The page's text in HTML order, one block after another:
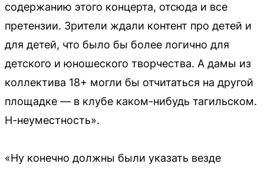
содержанию этого концерта, отсюда и все
претензии. Зрители ждали контент про детей и
для детей, что было бы более логично для
детского и юношеского творчества. А дамы из
коллектива 18+ могли бы отчитаться на другой
площадке — в клубе каком-нибудь тагильском.
Н-неуместность».
«Ну конечно должны были указать везде